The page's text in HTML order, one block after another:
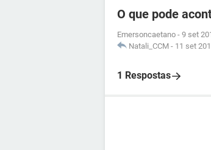
O que pode
Emersoncaetano - 9 set
Natali_CCM - 11 set
1 Respostas